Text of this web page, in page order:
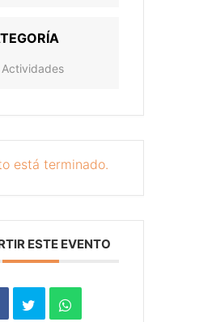
Actividades
está terminado.
ESTE EVENTO